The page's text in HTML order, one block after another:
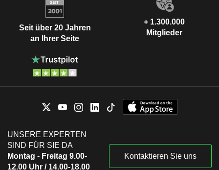
Seit über 20 Jahren
an Ihrer Seite
+ 1.300.000
Mitglieder
UNSERE EXPERTEN
SIND FÜR SIE DA
Montag - Freitag 9.00-
12.00 Uhr / 14.00-18.00
Kontaktieren Sie uns